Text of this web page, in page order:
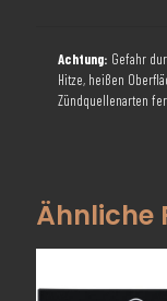
Achtung: Gefahr
Hitze, heißen
Zündquellenarten
Ähnliche